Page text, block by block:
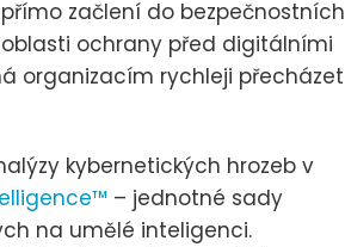
začlení do bezpečnostních
ochrany před digitálními
organizacím rychleji přecházet
kybernetických hrozeb v
– jednotné sady
na umělé inteligenci.